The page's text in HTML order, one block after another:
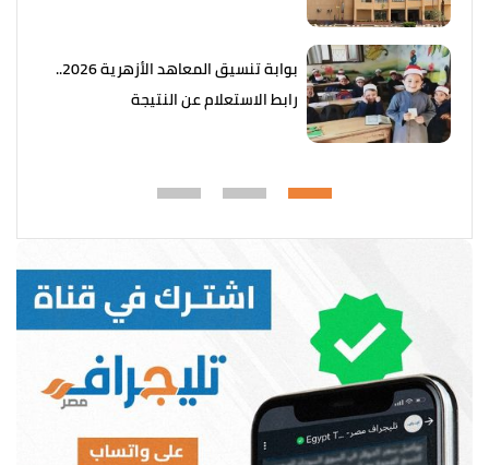
بوابة تنسيق المعاهد الأزهرية 2026..
رابط الاستعلام عن النتيجة